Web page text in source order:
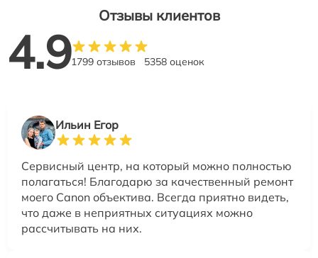
Отзывы клиентов
4.91799 отзывов 5358 оценок
Ильин Егор
Сервисный центр, на который можно полностью
полагаться! Благодарю за качественный ремонт
моего Canon объектива. Всегда приятно видеть,
что даже в неприятных ситуациях можно
рассчитывать на них.